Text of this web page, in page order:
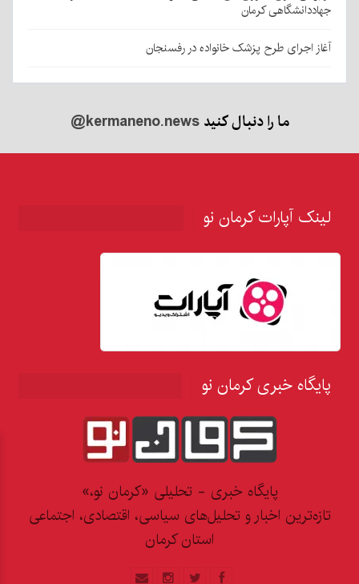
جهاددانشگاهی کرمان
آغاز اجرای طرح پزشک خانواده در رفسنجان
ما را دنبال کنید@kermaneno.news
لینک آپارات کرمان نو
پایگاه خبری کرمان نو
پایگاه خبری - تحلیلی «کرمان نو،»
تازه‌ترین اخبار و تحلیل‌های سیاسی، اقتصادی، اجتماعی
استان کرمان